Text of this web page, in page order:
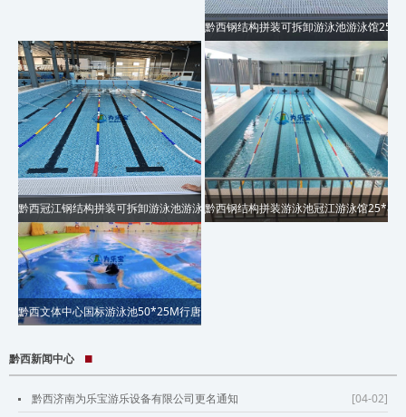
黔西钢结构拼装可拆卸游泳池游泳馆
黔西冠江钢结构拼装可拆卸游泳池游泳馆25*10M项目​黔西钢结构拼装游泳池冠江游泳馆
黔西文体中心国标游泳池50*25M行唐县项目
黔西新闻中心
黔西济南为乐宝游乐设备有限公司更名通知
[04-02]